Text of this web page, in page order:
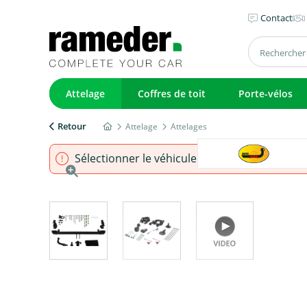
Contact
Attelage Coffres de toit Porte-vélos
Retour Attelage Attelages
Sélectionner le véhicule pour s'assurer que